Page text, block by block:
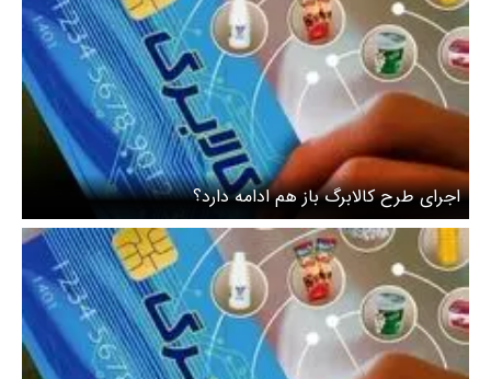
اجرای طرح کالابرگ باز هم ادامه دارد؟